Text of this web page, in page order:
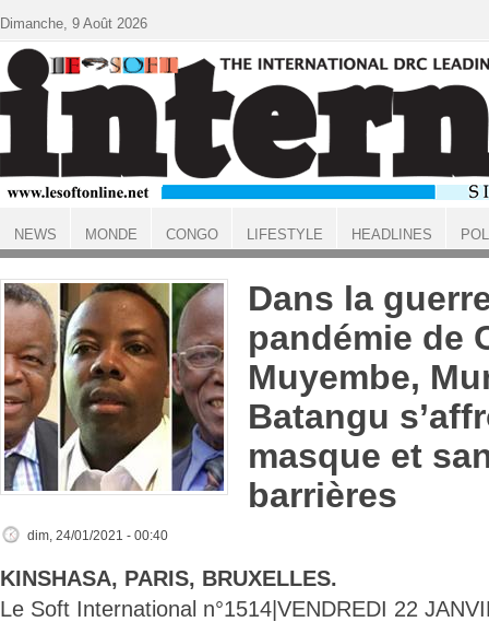
ACCUEIL
Dans la
pandémie de
Muyembe,
Batangu
masque et
barrières
dim, 24/01/2021 - 00:40
KINSHASA, PARIS, BRUXELLES.
Le Soft International n°1514|VENDREDI 22
Dimanche, 9 Août 2026
NEWS MONDE CONGO LIFESTYLE HEADLINES